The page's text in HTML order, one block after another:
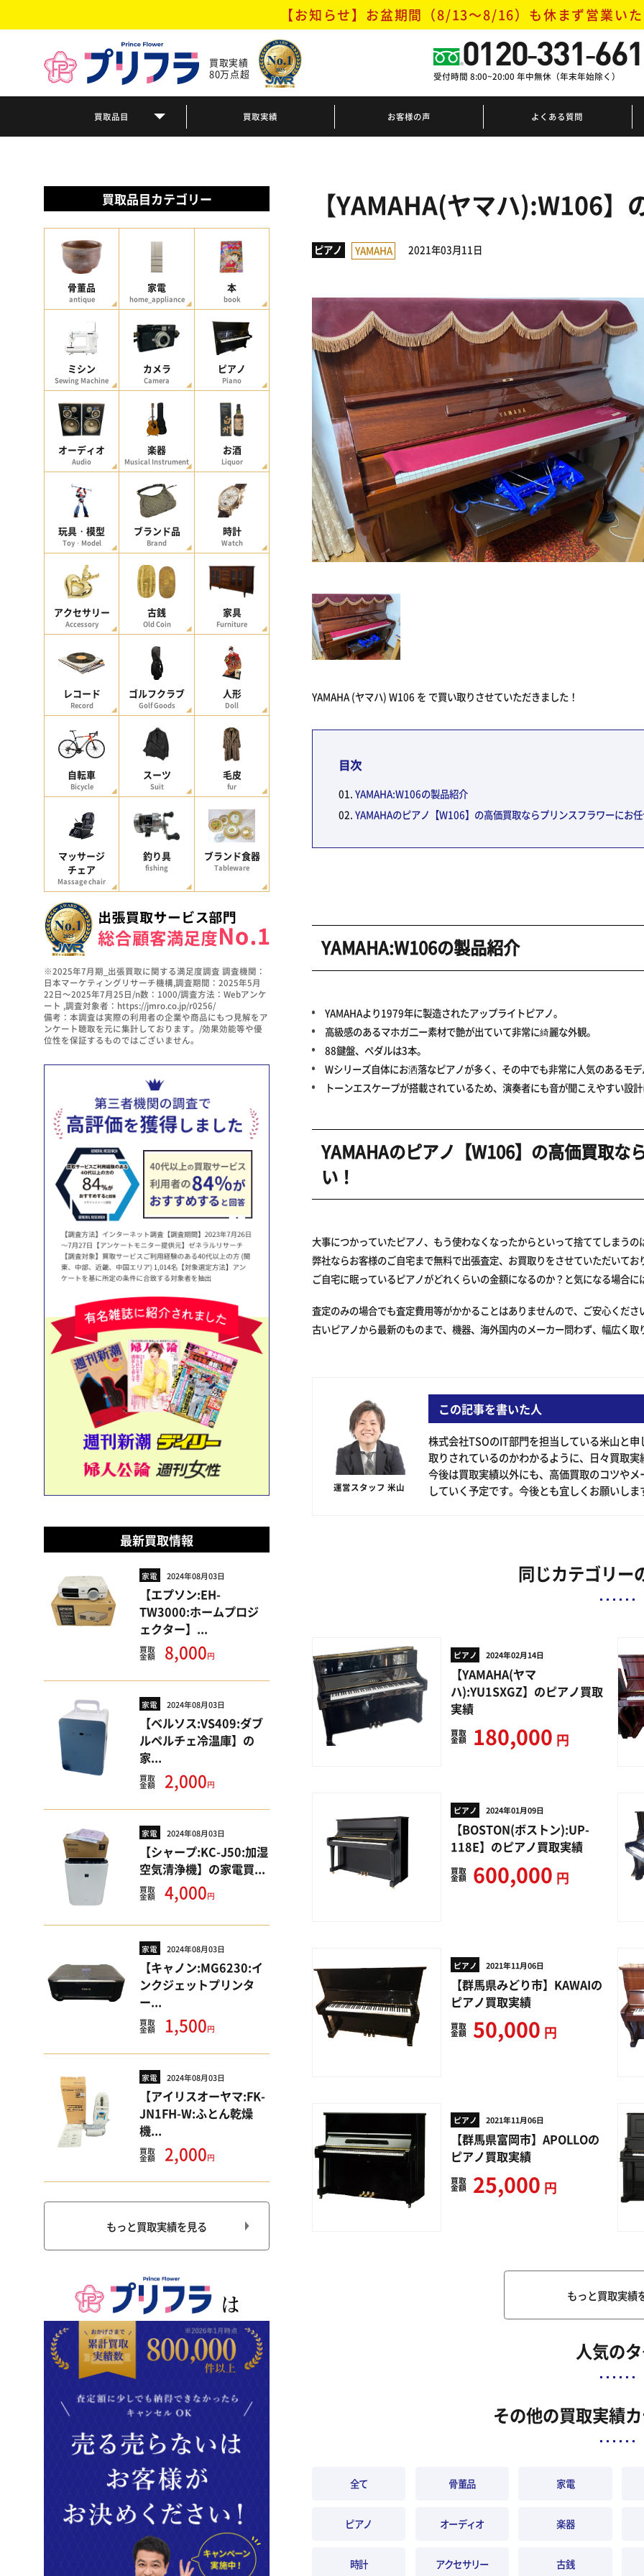
【お知らせ】お盆期間（8/13～8/16） も休まず営業い
買取実績
80万点超
買取品目 買取実績 お客様の声 よくある質問
0120-331-661
受付時間 8:00~20:00 年中無休（年末年始除く）
買取品目カテゴリー
骨董品
antique
家電
home_appliance
本
book
ミシン
Sewing Machine
カメラ
Camera
ピアノ
Piano
オーディオ
Audio
楽器
Musical Instrument
お酒
Liquor
玩具・模型
Toy・Model
ブランド品
Brand
時計
Watch
アクセサリー
Accessory
古銭
Old Coin
家具
Furniture
レコード
Record
ゴルフクラブ
Golf Goods
人形
Doll
自転車
Bicycle
スーツ
Suit
毛皮
fur
マッサージ
チェア
Massage chair
釣り具
fishing
ブランド食器
Tableware
※2025年7月期_出張買取に関する満足度調査 調査機関：
日本マーケティングリサーチ機構,調査期間：2025年5月
22日～2025年7月25日/n数：1000/調査方法：Webアンケ
ート ,調査対象者：https://jmro.co.jp/r0256/
備考：本調査は実際の利用者の企業や商品にもつ見解をア
ンケート聴取を元に集計しております。/効果効能等や優
位性を保証するものではございません。
最新買取情報
家電 2024年08月03日
【エプソン:EH-
TW3000:ホームプロジ
ェクター】...
買取
金額 8,000円
家電 2024年08月03日
【ベルソス:VS409:ダブ
ルペルチェ冷温庫】の
家...
買取
金額 2,000円
家電 2024年08月03日
【シャープ:KC-J50:加湿
空気清浄機】の家電買...
買取
金額 4,000円
家電 2024年08月03日
【キャノン:MG6230:イ
ンクジェットプリンタ
ー...
買取
金額 1,500円
家電 2024年08月03日
【アイリスオーヤマ:FK-
JN1FH-W:ふとん乾燥
機...
買取
金額 2,000円
もっと買取実績を見る
【YAMAHA(ヤマハ):W106】
ピアノ YAMAHA 2021年03月11日
YAMAHA (ヤマハ) W106 を で買い取りさせていただきました！
目次
YAMAHA:W106の製品紹介
YAMAHAのピアノ【W106】の高価買取ならプリンスフラワーにお任
YAMAHA:W106の製品紹介
YAMAHAより1979年に製造されたアップライトピアノ。
高級感のあるマホガ二ー素材で艶が出ていて非常に綺麗な外観。
88鍵盤、ペダルは3本。
Wシリーズ自体にお洒落なピアノが多く、その中でも非常に人気のあるモデ
トーンエスケープが搭載されているため、演奏者にも音が聞こえやすい設計
YAMAHAのピアノ【W106】の高価買取な
い！
大事につかっていたピアノ、もう使わなくなったからといって捨ててしまうの
弊社ならお客様のご自宅まで無料で出張査定、お買取りをさせていただいてお
ご自宅に眠っているピアノがどれくらいの金額になるのか？と気になる場合に
査定のみの場合でも査定費用等がかかることはありませんので、ご安心くださ
古いピアノから最新のものまで、機器、海外国内のメーカー問わず、幅広く
運営スタッフ 米山
この記事を書いた人
株式会社TSOのIT部門を担当している米山と
取りされているのかわかるように、日々買取実
今後は買取実績以外にも、高価買取のコツや
していく予定です。今後とも宜しくお願いしま
同じカテゴリー
ピアノ 2024年02月14日
【YAMAHA(ヤマ
ハ):YU1SXGZ】のピアノ買取
実績
買取
金額 180,000 円
ピアノ 2024年01月09日
【BOSTON(ボストン):UP-
118E】のピアノ買取実績
買取
金額 600,000 円
ピアノ 2021年11月06日
【群馬県みどり市】KAWAIの
ピアノ買取実績
買取
金額 50,000 円
ピアノ 2021年11月06日
【群馬県富岡市】APOLLOの
ピアノ買取実績
買取
金額 25,000 円
もっと買取実績
人気の
その他の買取実績
全て 骨董品 家電
ピアノ オーディオ 楽器
時計 アクセサリー 古銭